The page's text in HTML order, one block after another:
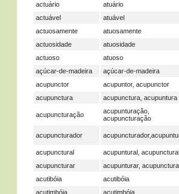
actuário
atuário
actuável
atuável
actuosamente
atuosamente
actuosidade
atuosidade
actuoso
atuoso
açúcar-de-madeira
açúcar-de-madeira
acupunctor
acupuntor, acupunctor
acupunctura
acupunctura, acupuntura
acupuncturação
acupunturação,
acupuncturação
acupuncturador
acupunctural
acupuntural, acupunctural
acupuncturar
acupunturar,
acutibóia
acutibóia
acutimbóia
acutimbóia